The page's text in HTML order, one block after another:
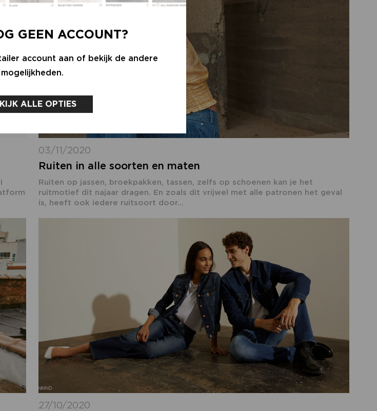
GEEN ACCOUNT?
account aan of bekijk de andere
mogelijkheden.
ALLE OPTIES
03/11/2020
Ruiten in alle soorten en maten
Ruiten op jassen, broekpakken, tassen, zelfs op schoenen kan je het
ruitmotief dit najaar dragen. En zoals dit vrijwel met alle patronen het geval
is, heeft ook iedere ruitsoort door...
27/10/2020